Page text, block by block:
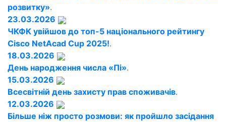
розвитку».
23.03.2026
ЧКФК увійшов до топ-5 національного рейтингу
Cisco NetAcad Cup 2025!.
18.03.2026
День народження числа «Пі».
15.03.2026
Всесвітній день захисту прав споживачів.
12.03.2026
Більше ніж просто розмови: як пройшло засідання